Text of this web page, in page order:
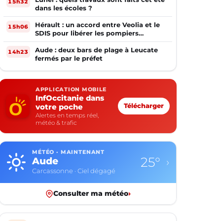
dans les écoles ?
15h06
Hérault : un accord entre Veolia et le
SDIS pour libérer les pompiers
volontaires
14h23
Aude : deux bars de plage à Leucate
fermés par le préfet
APPLICATION MOBILE
InfOccitanie dans
votre poche
Alertes en temps réel,
météo & trafic
Télécharger
MÉTÉO · MAINTENANT
Aude
Carcassonne · Ciel dégagé
25° ›
Consulter ma météo›